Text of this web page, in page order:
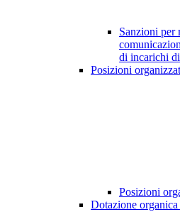
Sanzioni per
di incarichi
Posizioni
Posizioni
Dotazione organica